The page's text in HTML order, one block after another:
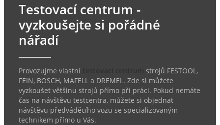
Testovací centrum -
vyzkoušejte si pořádné
nářadí
Provozujme vlastní
strojů FESTOOL,
FEIN, BOSCH, MAFELL a DREMEL. Zde si můžete
vyzkoušet většinu strojů přímo při práci. Pokud nemáte
čas na návštěvu testcentra, můžete si objednat
návštěvu předváděcího vozu se specializovaným
technikem přímo u Vás.